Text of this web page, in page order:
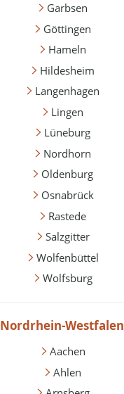
Garbsen
Göttingen
Hameln
Hildesheim
Langenhagen
Lingen
Lüneburg
Nordhorn
Oldenburg
Osnabrück
Rastede
Salzgitter
Wolfenbüttel
Wolfsburg
Nordrhein-Westfalen
Aachen
Ahlen